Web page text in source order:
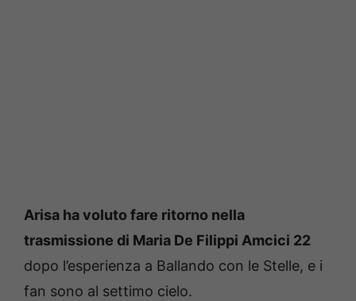
Arisa ha voluto fare ritorno nella
trasmissione di Maria De Filippi Amcici 22
dopo l’esperienza a Ballando con le Stelle, e i
fan sono al settimo cielo.